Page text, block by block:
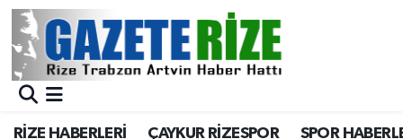
RİZE HABERLERİ ÇAYKUR RİZESPOR SPOR
BÖLGEMİZ
Merkez Nöbetçi Eczaneler